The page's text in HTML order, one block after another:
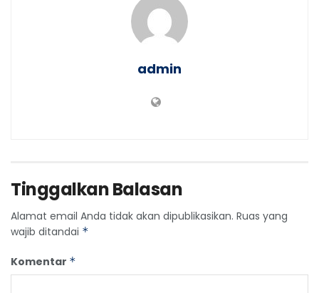
admin
Tinggalkan Balasan
Alamat email Anda tidak akan dipublikasikan. Ruas yang
wajib ditandai *
Komentar *